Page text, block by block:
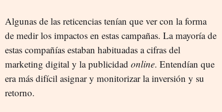
Algunas de las reticencias tenían que ver con la forma
de medir los impactos en estas campañas. La mayoría de
estas compañías estaban habituadas a cifras del
marketing digital y la publicidad online. Entendían que
era más difícil asignar y monitorizar la inversión y su
retorno.